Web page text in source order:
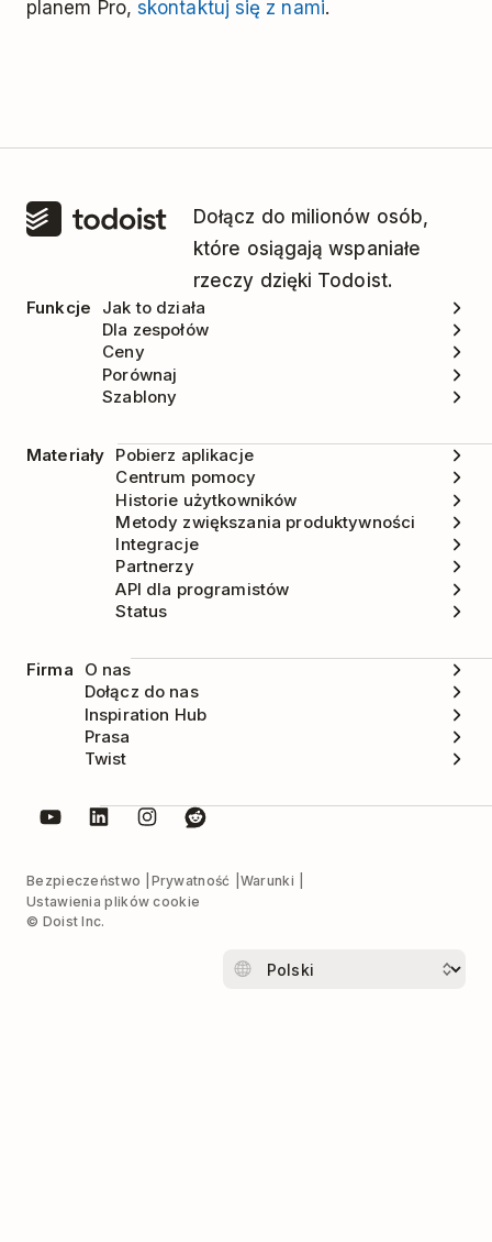
planem Pro,skontaktuj się z nami.
Dołącz do milionów osób,
które osiągają wspaniałe
rzeczy dzięki Todoist.
Funkcje
Jak to działa
Dla zespołów
Ceny
Porównaj
Szablony
Materiały Pobierz aplikacje
Centrum pomocy
Historie użytkowników
Metody zwiększania produktywności
Integracje
Partnerzy
API dla programistów
Status
Firma
O nas
Dołącz do nas
Inspiration Hub
Prasa
Twist
Bezpieczeństwo Prywatność
Warunki
Ustawienia plików cookie
© Doist Inc.